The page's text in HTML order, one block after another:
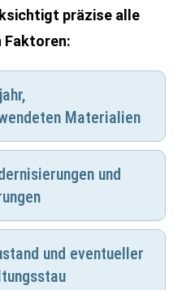
präzise alle
Faktoren:
Materialien
und
und eventueller